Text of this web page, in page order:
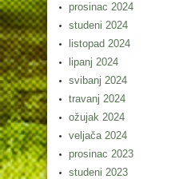
prosinac 2024
studeni 2024
listopad 2024
lipanj 2024
svibanj 2024
travanj 2024
ožujak 2024
veljača 2024
prosinac 2023
studeni 2023